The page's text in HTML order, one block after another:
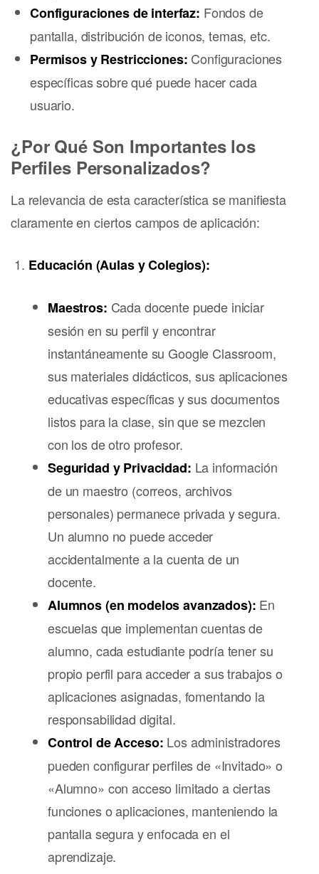
Configuraciones de interfaz: Fondos de
pantalla, distribución de iconos, temas, etc.
Permisos y Restricciones: Configuraciones
específicas sobre qué puede hacer cada
usuario.
¿Por Qué Son Importantes los
Perfiles Personalizados?
La relevancia de esta característica se manifiesta
claramente en ciertos campos de aplicación:
Educación (Aulas y Colegios):
Maestros: Cada docente puede iniciar
sesión en su perfil y encontrar
instantáneamente su Google Classroom,
sus materiales didácticos, sus aplicaciones
educativas específicas y sus documentos
listos para la clase, sin que se mezclen
con los de otro profesor.
Seguridad y Privacidad: La información
de un maestro (correos, archivos
personales) permanece privada y segura.
Un alumno no puede acceder
accidentalmente a la cuenta de un
docente.
Alumnos (en modelos avanzados): En
escuelas que implementan cuentas de
alumno, cada estudiante podría tener su
propio perfil para acceder a sus trabajos o
aplicaciones asignadas, fomentando la
responsabilidad digital.
Control de Acceso: Los administradores
pueden configurar perfiles de «Invitado» o
«Alumno» con acceso limitado a ciertas
funciones o aplicaciones, manteniendo la
pantalla segura y enfocada en el
aprendizaje.